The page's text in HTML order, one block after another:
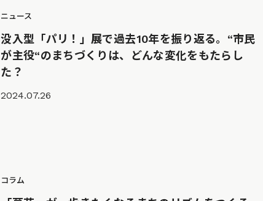
ニュース
没入型「パリ！」展で過去10年を振り返る。“市民
が主役“のまちづくりは、どんな変化をもたらし
た？
2024.07.26
コラム